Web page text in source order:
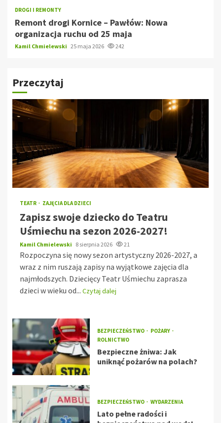
DROGI I REMONTY
Remont drogi Kornice – Pawłów: Nowa
organizacja ruchu od 25 maja
Kamil Chmielewski 25 maja 2026 242
Przeczytaj
TEATR ZAJĘCIA DLA DZIECI
Zapisz swoje dziecko do Teatru
Uśmiechu na sezon 2026-2027!
Kamil Chmielewski 8 sierpnia 2026 21
Rozpoczyna się nowy sezon artystyczny 2026-2027, a
wraz z nim ruszają zapisy na wyjątkowe zajęcia dla
najmłodszych. Dziecięcy Teatr Uśmiechu zaprasza
dzieci w wieku od... Czytaj dalej
BEZPIECZEŃSTWO
POŻARY
ROLNICTWO
Bezpieczne żniwa: Jak
uniknąć pożarów na polach?
BEZPIECZEŃSTWO WYDARZENIA
Lato pełne radości i